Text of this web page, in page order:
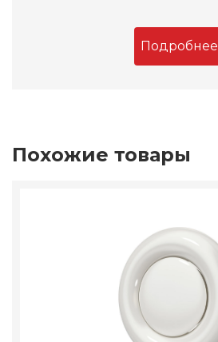
Подробнее
Похожие товары